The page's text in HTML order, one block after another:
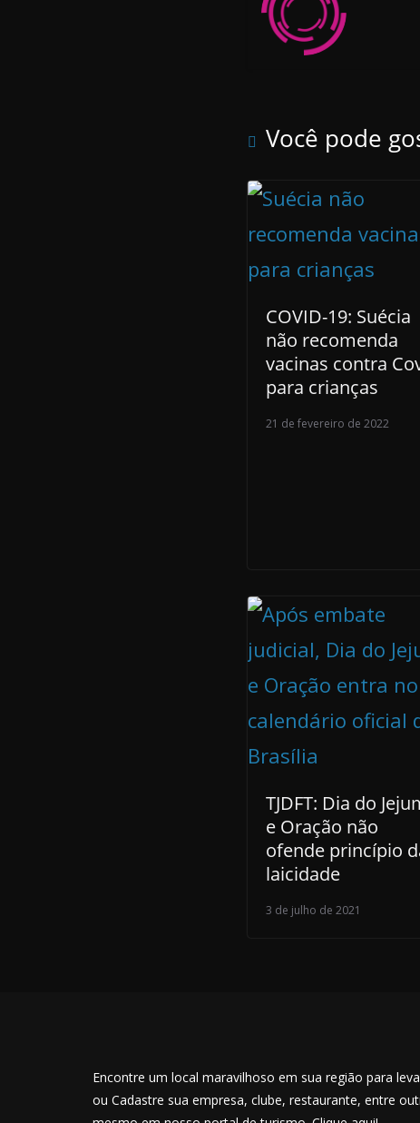
Você pode
COVID-19: Suécia
não recomenda
vacinas contra
para crianças
21 de fevereiro de 2022
TJDFT: Dia do
e Oração não
ofende princípio
laicidade
3 de julho de 2021
Encontre um local maravilhoso em sua região para
ou Cadastre sua empresa, clube, restaurante, entre